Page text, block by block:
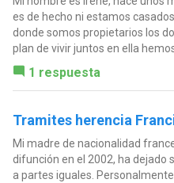
es de hecho ni estamos
donde somos propietarios los
plan de vivir juntos en ella
1 respuesta
Tramites herencia
Mi madre de nacionalidad
difunción en el 2002, ha dejado
a partes iguales.